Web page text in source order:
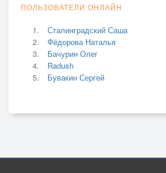
ПОЛЬЗОВАТЕЛИ ОНЛАЙН
Сталинградский Саша
Фёдорова Наталья
Бачурин Олег
Radush
Бувакин Сергей